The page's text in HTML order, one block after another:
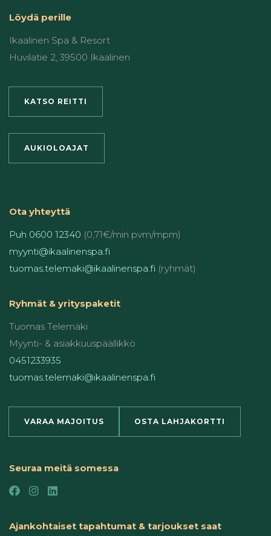
Löydä perille
Ikaalinen Spa & Resort
Huvilatie 2, 39500 Ikaalinen
KATSO REITTI
AUKIOLOAJAT
Ota yhteyttä
Puh 0600 12340 (0,71€/min pvm/mpm)
myynti@ikaalinenspa.fi
tuomas.telemaki@ikaalinenspa.fi (ryhmät)
Ryhmät & yrityspaketit
Tuomas Telemäki
Myynti- & asiakkuuspäällikkö
0451233935
tuomas.telemaki@ikaalinenspa.fi
VARAA MAJOITUS OSTA LAHJAKORTTI
Seuraa meitä somessa
Ajankohtaiset tapahtumat & tarjoukset saat